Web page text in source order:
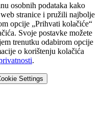
osobnih podataka kako
stranice i pružili najbolje
opcije „Prihvati kolačiće“
Svoje postavke možete
trenutku odabirom opcije
o korištenju kolačića
.
Settings